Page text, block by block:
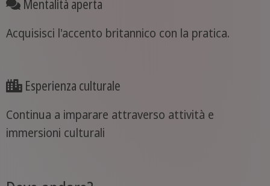
Mentalità aperta
Acquisisci l'accento britannico con la pratica.
Esperienza culturale
Continua a imparare attraverso attività e
immersioni culturali